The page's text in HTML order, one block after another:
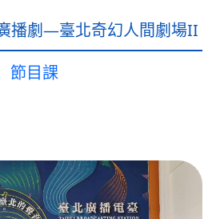
播劇—臺北奇幻人間劇場II
節目課